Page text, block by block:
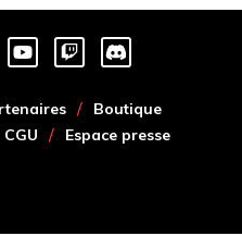
Boutique
Espace presse